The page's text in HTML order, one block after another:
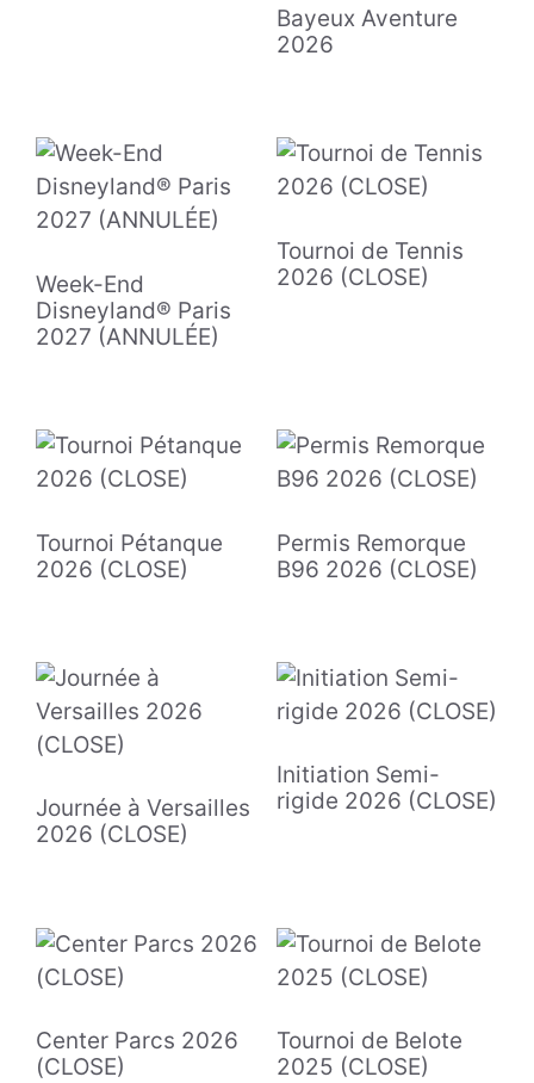
Bayeux Aventure
2026
Week-End
Disneyland® Paris
2027 (ANNULÉE)
Tournoi de Tennis
2026 (CLOSE)
Tournoi Pétanque
2026 (CLOSE)
Permis Remorque
B96 2026 (CLOSE)
Journée à Versailles
2026 (CLOSE)
Initiation Semi-
rigide 2026 (CLOSE)
Center Parcs 2026
(CLOSE)
Tournoi de Belote
2025 (CLOSE)